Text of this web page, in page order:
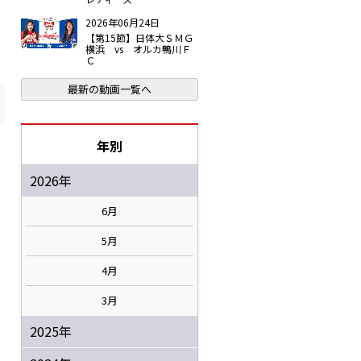
2026年06月24日
【第15節】日体大ＳＭＧ
横浜 vs オルカ鴨川Ｆ
Ｃ
最新の動画一覧へ
年別
2026年
6月
5月
4月
3月
2025年